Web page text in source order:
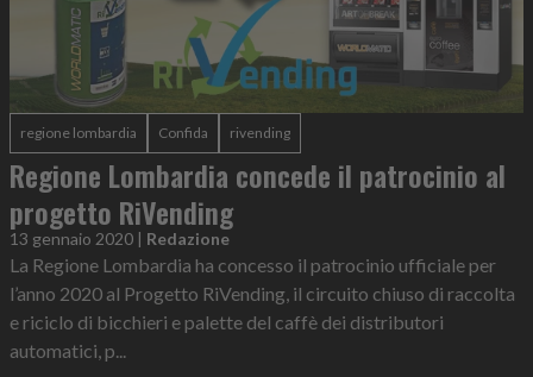
regione lombardia Confida rivending
Regione Lombardia concede il patrocinio al
progetto RiVending
13 gennaio 2020 | Redazione
La Regione Lombardia ha concesso il patrocinio ufficiale per
l’anno 2020 al Progetto RiVending, il circuito chiuso di raccolta
e riciclo di bicchieri e palette del caffè dei distributori
automatici, p...